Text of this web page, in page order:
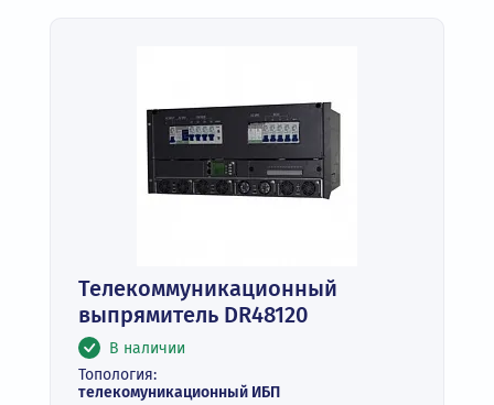
Телекоммуникационный
выпрямитель DR48120
В наличии
Топология:
телекомуникационный ИБП